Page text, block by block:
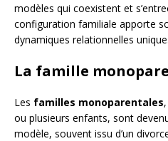
modèles qui coexistent et
configuration familiale apporte
dynamiques relationnelles
La famille
Les familles monoparentales
ou plusieurs enfants, sont
modèle, souvent issu d’un